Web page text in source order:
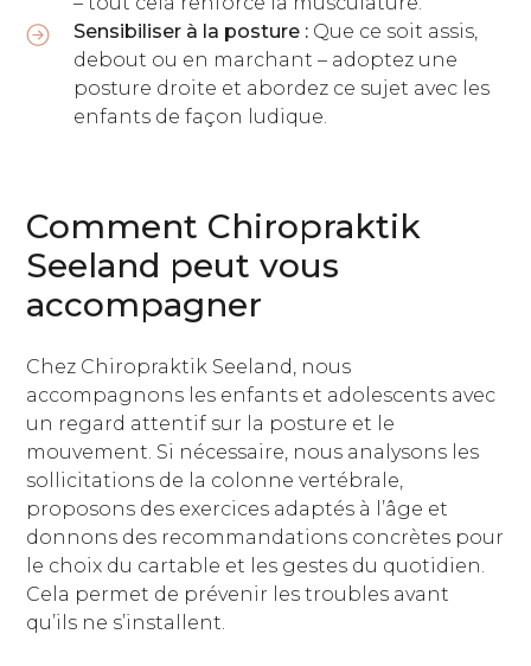
Sensibiliser à la posture : Que ce soit assis,
debout ou en marchant – adoptez une
posture droite et abordez ce sujet avec les
enfants de façon ludique.
Comment Chiropraktik
Seeland peut vous
accompagner
Chez Chiropraktik Seeland, nous
accompagnons les enfants et adolescents avec
un regard attentif sur la posture et le
mouvement. Si nécessaire, nous analysons les
sollicitations de la colonne vertébrale,
proposons des exercices adaptés à l’âge et
donnons des recommandations concrètes pour
le choix du cartable et les gestes du quotidien.
Cela permet de prévenir les troubles avant
qu’ils ne s’installent.